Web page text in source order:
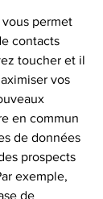
permet
contacts
toucher et il
vos
en commun
de données
prospects
exemple,
de